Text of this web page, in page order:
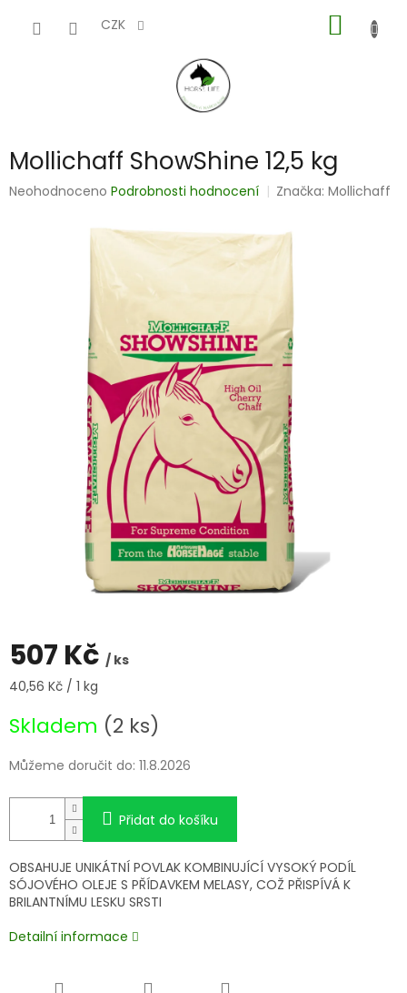
CZK
KOŠÍK
Mollichaff ShowShine 12,5 kg
Průměrné
Neohodnoceno Podrobnosti hodnocení Značka:Mollichaff
507 Kč / ks
Měrná
40,56 Kč / 1 kg
Skladem (2 ks)
Můžeme doručit do: 11.8.2026
Přidat do košíku
OBSAHUJE UNIKÁTNÍ POVLAK KOMBINUJÍCÍ VYSOKÝ PODÍL
SÓJOVÉHO OLEJE S PŘÍDAVKEM MELASY, COŽ PŘISPÍVÁ K
BRILANTNÍMU LESKU SRSTI
Detailní informace